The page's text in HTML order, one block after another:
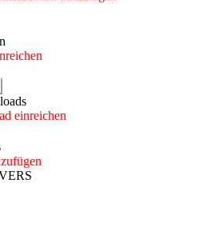
einreichen